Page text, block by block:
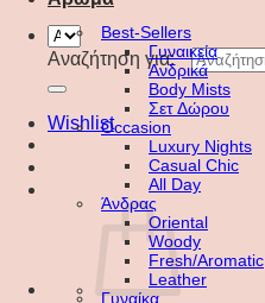
Αναζήτηση για:
Wishlist
Best-Sellers
Γυναικεία
Ανδρικά
Body Mists
Σετ Δώρου
Occasion
Luxury Nights
Casual Chic
All Day
Άνδρας
Oriental
Woody
Fresh/Aromatic
Leather
Γυναίκα